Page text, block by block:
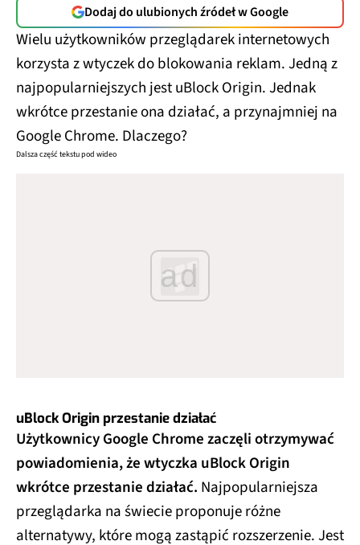
Dodaj do ulubionych źródeł w Google
Wielu użytkowników przeglądarek internetowych
korzysta z wtyczek do blokowania reklam. Jedną z
najpopularniejszych jest uBlock Origin. Jednak
wkrótce przestanie ona działać, a przynajmniej na
Google Chrome. Dlaczego?
Dalsza część tekstu pod wideo
ad
uBlock Origin przestanie działać
Użytkownicy Google Chrome zaczęli otrzymywać
powiadomienia, że wtyczka uBlock Origin
wkrótce przestanie działać. Najpopularniejsza
przeglądarka na świecie proponuje różne
alternatywy, które mogą zastąpić rozszerzenie. Jest